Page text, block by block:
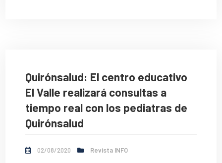
Quirónsalud: El centro educativo
El Valle realizará consultas a
tiempo real con los pediatras de
Quirónsalud
02/08/2020 Revista INFO